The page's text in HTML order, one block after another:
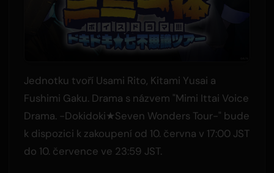
Jednotku tvoří Usami Rito, Kitami Yusai a
Fushimi Gaku. Drama s názvem "Mimi Ittai Voice
Drama. -Dokidoki★Seven Wonders Tour-" bude
k dispozici k zakoupení od 10. června v 17:00 JST
do 10. července ve 23:59 JST.